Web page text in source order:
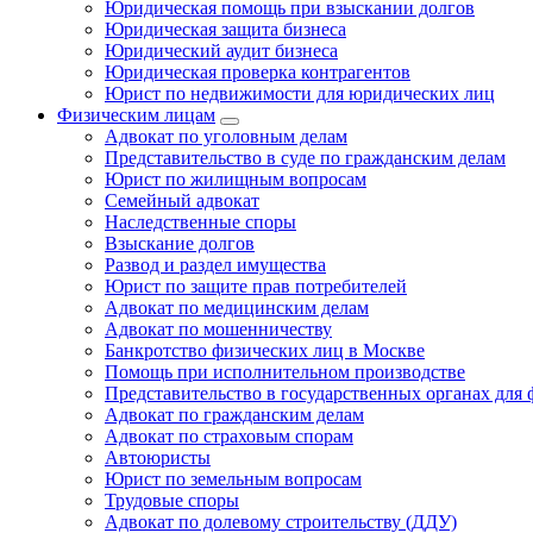
Юридическая помощь при взыскании долгов
Юридическая защита бизнеса
Юридический аудит бизнеса
Юридическая проверка контрагентов
Юрист по недвижимости для юридических лиц
Физическим лицам
Адвокат по уголовным делам
Представительство в суде по гражданским делам
Юрист по жилищным вопросам
Семейный адвокат
Наследственные споры
Взыскание долгов
Развод и раздел имущества
Юрист по защите прав потребителей
Адвокат по медицинским делам
Адвокат по мошенничеству
Банкротство физических лиц в Москве
Помощь при исполнительном производстве
Представительство в государственных органах для
Адвокат по гражданским делам
Адвокат по страховым спорам
Автоюристы
Юрист по земельным вопросам
Трудовые споры
Адвокат по долевому строительству (ДДУ)